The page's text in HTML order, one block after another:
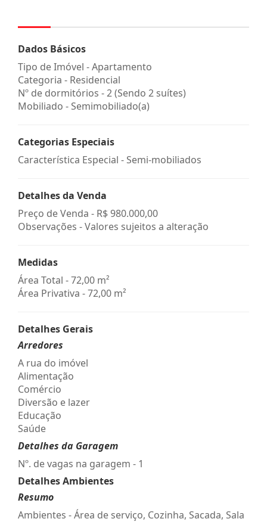
Dados Básicos
Tipo de Imóvel - Apartamento
Categoria - Residencial
Nº de dormitórios - 2 (Sendo 2 suítes)
Mobiliado - Semimobiliado(a)
Categorias Especiais
Característica Especial - Semi-mobiliados
Detalhes da Venda
Preço de Venda - R$ 980.000,00
Observações - Valores sujeitos a alteração
Medidas
Área Total - 72,00 m²
Área Privativa - 72,00 m²
Detalhes Gerais
Arredores
A rua do imóvel
Alimentação
Comércio
Diversão e lazer
Educação
Saúde
Detalhes da Garagem
Nº. de vagas na garagem - 1
Detalhes Ambientes
Resumo
Ambientes - Área de serviço, Cozinha, Sacada, Sala